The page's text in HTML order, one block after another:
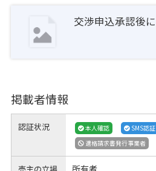
交渉申込承認後
掲載者情報
認証状況 本人確認
SMS認証
適格請求書発行事業者
所有者